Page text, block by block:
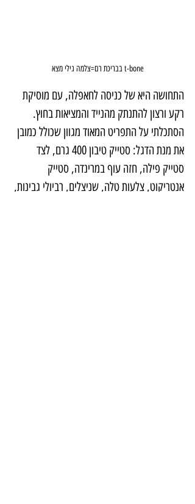
t-bone בבריכת רם=צלמה גילי מצא
התחושה היא של כניסה לחאפלה, עם מוסיקת
רקע ורצון להתנתק מהנייד והמציאות בחוץ.
הסתכלתי על התפריט המאוד מגוון שכולל כמובן
את מנת הדגל: סטייק טיבון 400 גרם, לצד
סטייק פילה, חזה עוף במרינדה, סטייק
אנטריקוט, צלעות טלה, שניצלים, רביולי גבינות,